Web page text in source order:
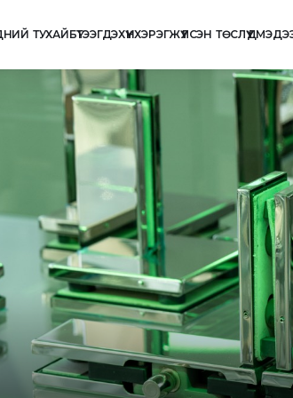
ТУХАЙБҮТЭЭГДЭХҮҮНХЭРЭГЖҮҮЛСЭН ТӨСЛҮҮД